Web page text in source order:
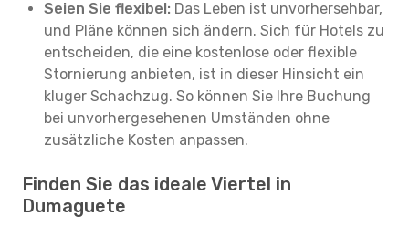
Seien Sie flexibel: Das Leben ist unvorhersehbar,
und Pläne können sich ändern. Sich für Hotels zu
entscheiden, die eine kostenlose oder flexible
Stornierung anbieten, ist in dieser Hinsicht ein
kluger Schachzug. So können Sie Ihre Buchung
bei unvorhergesehenen Umständen ohne
zusätzliche Kosten anpassen.
Finden Sie das ideale Viertel in
Dumaguete